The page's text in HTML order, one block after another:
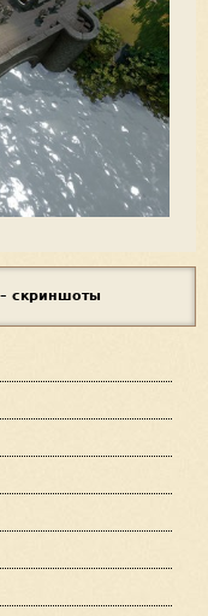
скриншоты